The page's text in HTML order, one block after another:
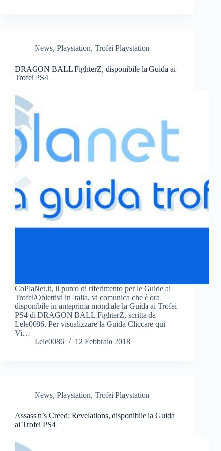
News, Playstation, Trofei Playstation
DRAGON BALL FighterZ, disponibile la Guida ai
Trofei PS4
CoPlaNet.it, il punto di riferimento per le Guide ai
Trofei/Obiettivi in Italia, vi comunica che è ora
disponibile in anteprima mondiale la Guida ai Trofei
PS4 di DRAGON BALL FighterZ, scritta da
Lele0086. Per visualizzare la Guida Cliccare qui
Vi…
Lele0086
12 Febbraio 2018
News, Playstation, Trofei Playstation
Assassin’s Creed: Revelations, disponibile la Guida
ai Trofei PS4